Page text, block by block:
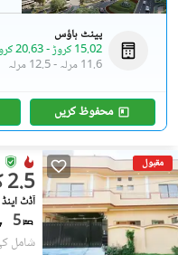
پینٹ ہاؤس
15.02 کروڑ
-20.63 کروڑ
11.6 مرلہ
-12.5 مرلہ
محفوظ کریں
مقبول
2.5 کروڑ
آڈٹ اینڈ اکاؤنٹس
5
شامل کی:3